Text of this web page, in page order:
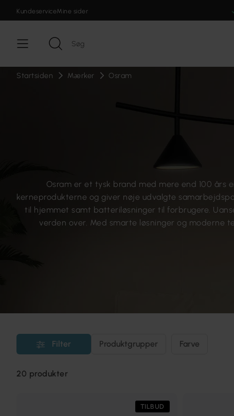
KundeserviceMine sider
Startsiden Mærker Osram
Osram er et tysk brand med mere end 100 års
kerneprodukterne og giver nøje udvalgte
til hjemmet samt batteriløsninger til forbrugere.
verden over. Med smarte løsninger og
Filter Produktgrupper Farve
20 produkter
TILBUD